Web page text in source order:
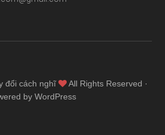
đổi cách nghĩ
All Rights Reserved ·
by WordPress